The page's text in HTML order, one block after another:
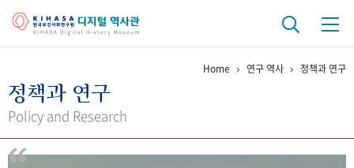
걸어온 길 기관 변천사
연구 역사
Home 연구 역사 정책과 연구
정책과 연구
Policy and Research